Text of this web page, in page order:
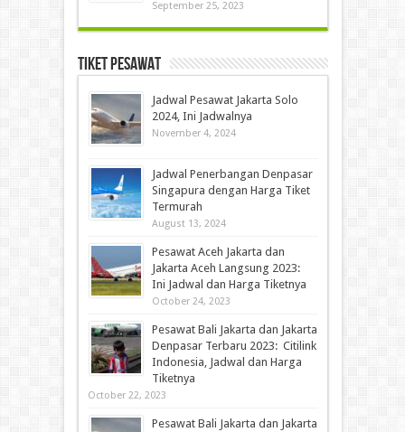
September 25, 2023
Tiket Pesawat
Jadwal Pesawat Jakarta Solo
2024, Ini Jadwalnya
November 4, 2024
Jadwal Penerbangan Denpasar
Singapura dengan Harga Tiket
Termurah
August 13, 2024
Pesawat Aceh Jakarta dan
Jakarta Aceh Langsung 2023:
Ini Jadwal dan Harga Tiketnya
October 24, 2023
Pesawat Bali Jakarta dan Jakarta
Denpasar Terbaru 2023: Citilink
Indonesia, Jadwal dan Harga
Tiketnya
October 22, 2023
Pesawat Bali Jakarta dan Jakarta